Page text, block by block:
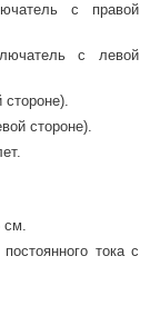
с правой
с левой
стороне).
стороне).
см.
тока с